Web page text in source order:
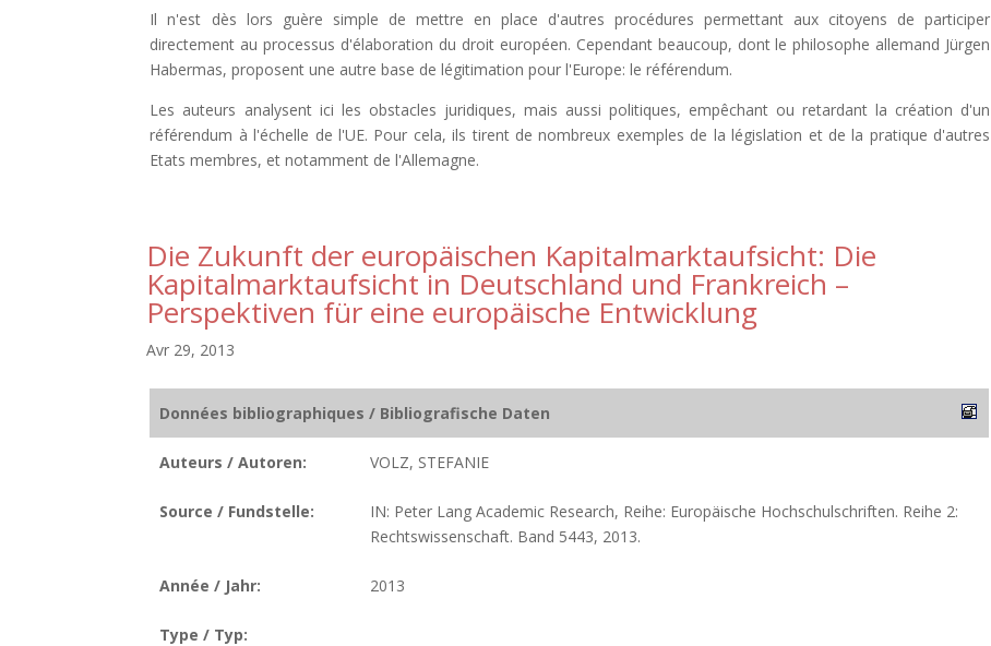
Il n'est dès lors guère simple de mettre en place d'autres procédures permettant aux citoyens de participer
directement au processus d'élaboration du droit européen. Cependant beaucoup, dont le philosophe allemand Jürgen
Habermas, proposent une autre base de légitimation pour l'Europe: le référendum.
Les auteurs analysent ici les obstacles juridiques, mais aussi politiques, empêchant ou retardant la création d'un
référendum à l'échelle de l'UE. Pour cela, ils tirent de nombreux exemples de la législation et de la pratique d'autres
Etats membres, et notamment de l'Allemagne.
Die Zukunft der europäischen Kapitalmarktaufsicht: Die
Kapitalmarktaufsicht in Deutschland und Frankreich –
Perspektiven für eine europäische Entwicklung
Avr 29, 2013
Données bibliographiques / Bibliografische Daten
Auteurs / Autoren: VOLZ, STEFANIE
Source / Fundstelle:
IN: Peter Lang Academic Research, Reihe: Europäische Hochschulschriften. Reihe 2:
Rechtswissenschaft. Band 5443, 2013.
Année / Jahr: 2013
Type / Typ: